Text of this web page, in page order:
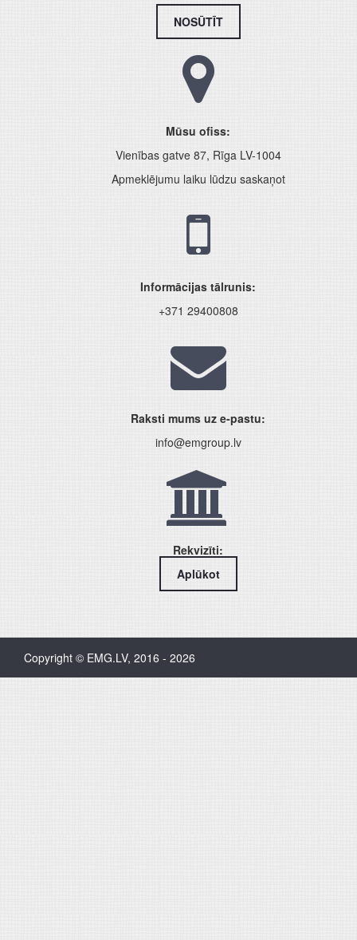
NOSŪTĪT
Mūsu ofiss:
Vienības gatve 87, Rīga LV-1004
Apmeklējumu laiku lūdzu saskaņot
Informācijas tālrunis:
+371 29400808
Raksti mums uz e-pastu:
info@emgroup.lv
Rekvizīti:
Aplūkot
Copyright © EMG.LV, 2016 - 2026